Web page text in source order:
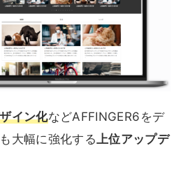
イン化などAFFINGER6をデ
大幅に強化する上位アップデ